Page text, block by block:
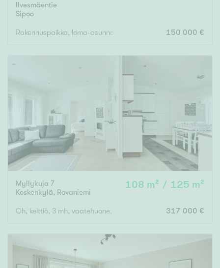
Ilvesmäentie
Sipoo
Rakennuspaikka, loma-asunnot 150 000 €
Myllykuja 7
Koskenkylä, Rovaniemi
108 m² / 125 m²
Oh, keittiö, 3 mh, vaatehuone, kodinhoitohuone, wc,317 000 €